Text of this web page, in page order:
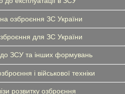
озброєння ЗС України
для ЗС України
ЗСУ та інших формувань
і військової техніки
розвитку озброєння